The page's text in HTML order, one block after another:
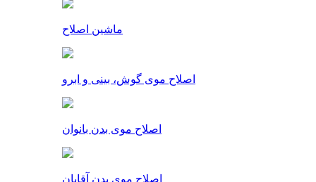
ماشین اصلاح
اصلاح موی گوش، بینی و ابرو
اصلاح موی بدن بانوان
اصلاح موی بدن آقایان